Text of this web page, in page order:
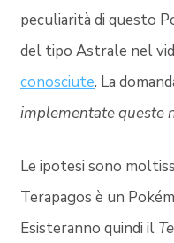
peculiarità di questo
del tipo Astrale nel
conosciute. La
implementate queste
Le ipotesi sono
Terapagos è un
Esisteranno quindi il